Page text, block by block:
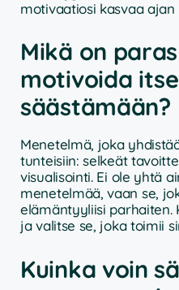
motivaatiosi kasvaa
Mikä on
motivoida
säästämään?
Menetelmä, joka
tunteisiin: selkeät
visualisointi. Ei ole yhtä
menetelmää, vaan se,
elämäntyyliisi parhaiten.
ja valitse se, joka toimii
Kuinka voin